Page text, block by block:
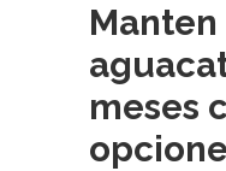
Manten
meses